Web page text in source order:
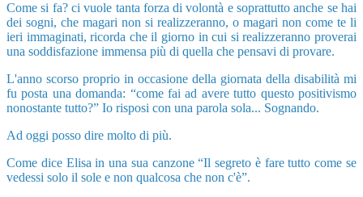
Come si fa? ci vuole tanta forza di volontà e soprattutto anche se hai
dei sogni, che magari non si realizzeranno, o magari non come te li
ieri immaginati, ricorda che il giorno in cui si realizzeranno proverai
una soddisfazione immensa più di quella che pensavi di provare.
L'anno scorso proprio in occasione della giornata della disabilità mi
fu posta una domanda: “come fai ad avere tutto questo positivismo
nonostante tutto?” Io risposi con una parola sola... Sognando.
Ad oggi posso dire molto di più.
Come dice Elisa in una sua canzone “Il segreto è fare tutto come se
vedessi solo il sole e non qualcosa che non c'è”.